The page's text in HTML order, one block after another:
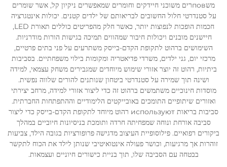
הורדה
לְהִתְחַבֵּר אֵלֵינוּ
בְּלוֹגִים
משповרים משוכני חיידקים וחומרים שמאפשרים ניקיון קל, אשר שומרים
על סטנדרטי חלול החשובים לבריאותם של ילדים קטנים. יכולות אינטגרציה
חכמות הופכות לנפוצות יותר, כאשר חלק מהפריטים כוללים תאורת LED,
חיישנים מובנים ויכולות חיבור שמהווים תמיכה בגישות הורות מודרניות.
השימושים ברהוט לתקופת הקדם-בייסק משתרעים על פני בתים פרטיים,
מרכזי יום, גני ילדים, משרדי פדיאטריה ומקומות בילוי משפחתיים. בסביבות
ביתיות, רהוט זה יוצר אזורי שימוש מיוחדים שמגבירים משחק עצמאי, למידה
ושינה תוך שמירה על סטנדרטי ביטחון שנותנים להורים שלווה נפשית.
מוסדות חינוכיים משתמשים ברהוט זה כדי ליצור אזורי למידה, מרחב יצירתי
ואזורים שיתופיים התומכים באובייקטים הלימודיים וההתפתחות החברתית.
סביבות בריאות используют רהוט מיוחד לתקופת הקדם-בייסק כדי ליצור
סביבה אורחת ונוחה שמפחיתה חרדה ותומכת בניסיונות חיוביים במהלך
ביקורים רפואיים. פילוסופיית העיצוב מדגישה פרופורציות בגובה הילד, צביעות
זוהרות אך מרגיעות, וכושר פעולה אינטואיטיבי שנותן לילד את הכוח לתקשר
בבטחה עם הסביבה שלו, תוך בניית כישורים חיוניים ועצמאות.